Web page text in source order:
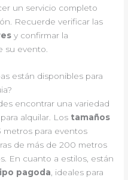
un servicio completo
Recuerde verificar las
y confirmar la
su evento.
están disponibles para
encontrar una variedad
alquilar. Los tamaños
metros para eventos
de más de 200 metros
En cuanto a estilos, están
pagoda , ideales para